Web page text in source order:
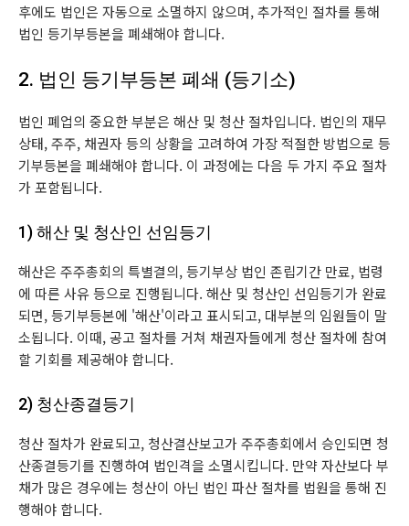
후에도 법인은 자동으로 소멸하지 않으며, 추가적인 절차를 통해
법인 등기부등본을 폐쇄해야 합니다.
2. 법인 등기부등본 폐쇄 (등기소)
법인 폐업의 중요한 부분은 해산 및 청산 절차입니다. 법인의 재무
상태, 주주, 채권자 등의 상황을 고려하여 가장 적절한 방법으로 등
기부등본을 폐쇄해야 합니다. 이 과정에는 다음 두 가지 주요 절차
가 포함됩니다.
1) 해산 및 청산인 선임등기
해산은 주주총회의 특별결의, 등기부상 법인 존립기간 만료, 법령
에 따른 사유 등으로 진행됩니다. 해산 및 청산인 선임등기가 완료
되면, 등기부등본에 '해산'이라고 표시되고, 대부분의 임원들이 말
소됩니다. 이때, 공고 절차를 거쳐 채권자들에게 청산 절차에 참여
할 기회를 제공해야 합니다.
2) 청산종결등기
청산 절차가 완료되고, 청산결산보고가 주주총회에서 승인되면 청
산종결등기를 진행하여 법인격을 소멸시킵니다. 만약 자산보다 부
채가 많은 경우에는 청산이 아닌 법인 파산 절차를 법원을 통해 진
행해야 합니다.